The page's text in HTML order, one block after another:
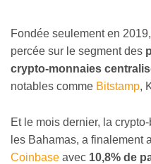
Fondée seulement en 2019,
percée sur le segment des
crypto-monnaies
notables comme Bitstamp,
Et le mois dernier, la
les Bahamas, a finalement
Coinbase avec 10,8% de